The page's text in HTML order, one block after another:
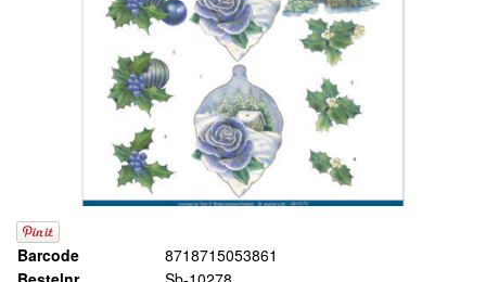
Barcode
8718715053861